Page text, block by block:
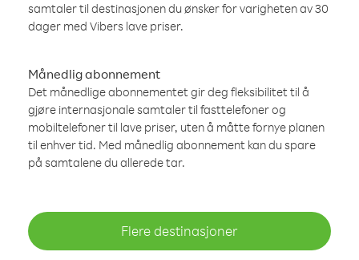
samtaler til destinasjonen du ønsker for varigheten av 30
dager med Vibers lave priser.
Månedlig abonnement
Det månedlige abonnementet gir deg fleksibilitet til å
gjøre internasjonale samtaler til fasttelefoner og
mobiltelefoner til lave priser, uten å måtte fornye planen
til enhver tid. Med månedlig abonnement kan du spare
på samtalene du allerede tar.
Flere destinasjoner